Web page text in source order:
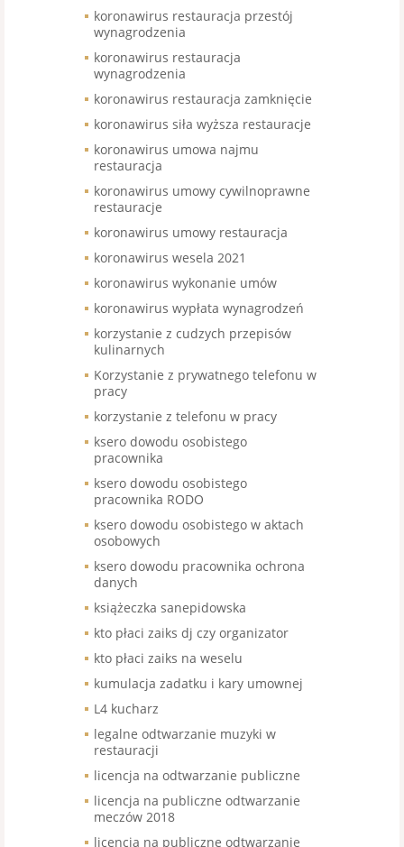
koronawirus restauracja przestój
wynagrodzenia
koronawirus restauracja
wynagrodzenia
koronawirus restauracja zamknięcie
koronawirus siła wyższa restauracje
koronawirus umowa najmu
restauracja
koronawirus umowy cywilnoprawne
restauracje
koronawirus umowy restauracja
koronawirus wesela 2021
koronawirus wykonanie umów
koronawirus wypłata wynagrodzeń
korzystanie z cudzych przepisów
kulinarnych
Korzystanie z prywatnego telefonu w
pracy
korzystanie z telefonu w pracy
ksero dowodu osobistego
pracownika
ksero dowodu osobistego
pracownika RODO
ksero dowodu osobistego w aktach
osobowych
ksero dowodu pracownika ochrona
danych
książeczka sanepidowska
kto płaci zaiks dj czy organizator
kto płaci zaiks na weselu
kumulacja zadatku i kary umownej
L4 kucharz
legalne odtwarzanie muzyki w
restauracji
licencja na odtwarzanie publiczne
licencja na publiczne odtwarzanie
meczów 2018
licencja na publiczne odtwarzanie